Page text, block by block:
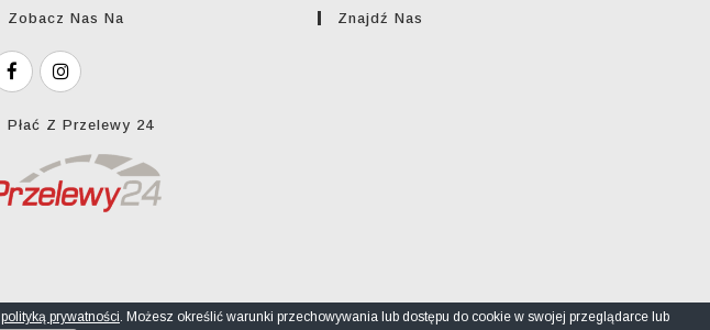
Zobacz Nas Na
Płać Z Przelewy 24
Znajdź Nas
polityką prywatności. Możesz określić warunki przechowywania lub dostępu do cookie w swojej przeglądarce lub